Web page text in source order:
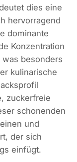
dies eine
hervorragend
dominante
Konzentration
besonders
kulinarische
zuckerfreie
schonenden
und
der sich
einfügt.